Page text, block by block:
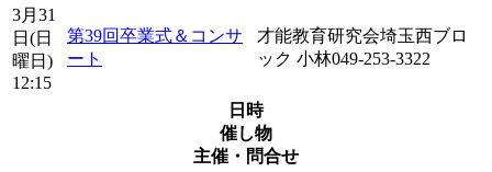
3月31
日(日
曜日)
12:15
第39回卒業式＆コンサ
ート
才能教育研究会埼玉西ブロ
ック 小林049-253-3322
日時
催し物
主催・問合せ